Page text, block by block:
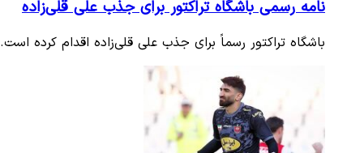
نامه رسمی باشگاه تراکتور برای جذب علی قلی‌زاده
باشگاه تراکتور رسماً برای جذب علی قلی‌زاده اقدام کرده است.